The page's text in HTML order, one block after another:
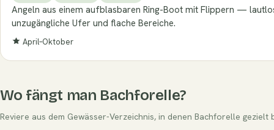
Angeln aus einem aufblasbaren Ring-Boot mit Flippern —
unzugängliche Ufer und flache Bereiche.
April–Oktober
Wo fängt man Bachforelle?
Reviere aus dem Gewässer-Verzeichnis, in denen Bachforelle gezielt